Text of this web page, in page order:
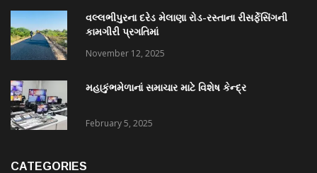
વલ્લભીપુરના દરેડ મેલાણા રોડ-રસ્તાના રીસર્ફેસિંગની
કામગીરી પ્રગતિમાં
November 12, 2025
મહાકુંભમેળાનાં સમાચાર માટે વિશેષ કેન્દ્ર
February 5, 2025
CATEGORIES